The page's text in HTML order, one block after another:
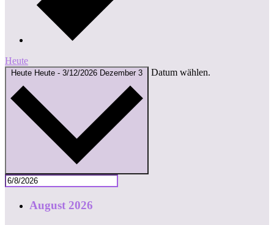
Heute
Heute Heute - 3/12/2026 Dezember 3 Datum wählen.
August 2026